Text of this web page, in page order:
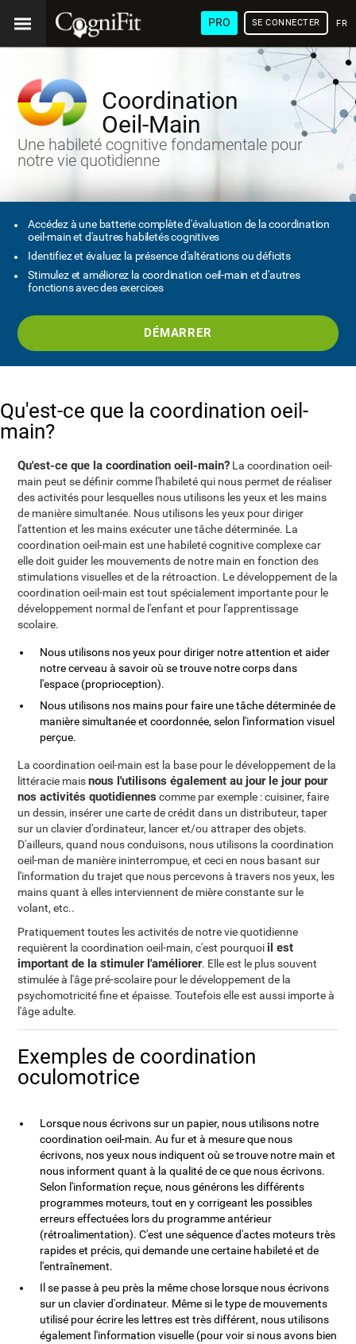
PRO SE CONNECTER
Coordination
Oeil-Main
Une habileté cognitive fondamentale pour
notre vie quotidienne
Accédez à une batterie complète d'évaluation de la coordination
oeil-main et d'autres habiletés cognitives
Identifiez et évaluez la présence d'altérations ou déficits
Stimulez et améliorez la coordination oeil-main et d'autres
fonctions avec des exercices
DÉMARRER
Qu'est-ce que la coordination oeil-
main?
Qu'est-ce que la coordination oeil-main? La coordination oeil-
main peut se définir comme l'habileté qui nous permet de réaliser
des activités pour lesquelles nous utilisons les yeux et les mains
de manière simultanée. Nous utilisons les yeux pour diriger
l'attention et les mains exécuter une tâche déterminée. La
coordination oeil-main est une habileté cognitive complexe car
elle doit guider les mouvements de notre main en fonction des
stimulations visuelles et de la rétroaction. Le développement de la
coordination oeil-main est tout spécialement importante pour le
développement normal de l'enfant et pour l'apprentissage
scolaire.
Nous utilisons nos yeux pour diriger notre attention et aider
notre cerveau à savoir où se trouve notre corps dans
l'espace (proprioception).
Nous utilisons nos mains pour faire une tâche déterminée de
manière simultanée et coordonnée, selon l'information visuel
perçue.
La coordination oeil-main est la base pour le développement de la
littéracie maisnous l'utilisons également au jour le jour pour
nos activités quotidiennes comme par exemple : cuisiner, faire
un dessin, insérer une carte de crédit dans un distributeur, taper
sur un clavier d'ordinateur, lancer et/ou attraper des objets.
D'ailleurs, quand nous conduisons, nous utilisons la coordination
oeil-man de manière ininterrompue, et ceci en nous basant sur
l'information du trajet que nous percevons à travers nos yeux, les
mains quant à elles interviennent de mière constante sur le
volant, etc..
Pratiquement toutes les activités de notre vie quotidienne
requièrent la coordination oeil-main, c'est pourquoi il est
important de la stimuler l'améliorer. Elle est le plus souvent
stimulée à l'âge pré-scolaire pour le développement de la
psychomotricité fine et épaisse. Toutefois elle est aussi importe à
l'âge adulte.
Exemples de coordination
oculomotrice
Lorsque nous écrivons sur un papier, nous utilisons notre
coordination oeil-main. Au fur et à mesure que nous
écrivons, nos yeux nous indiquent où se trouve notre main et
nous informent quant à la qualité de ce que nous écrivons.
Selon l'information reçue, nous générons les différents
programmes moteurs, tout en y corrigeant les possibles
erreurs effectuées lors du programme antérieur
(rétroalimentation). C'est une séquence d'actes moteurs très
rapides et précis, qui demande une certaine habileté et de
l'entraînement.
Il se passe à peu près la même chose lorsque nous écrivons
sur un clavier d'ordinateur. Même si le type de mouvements
utilisé pour écrire les lettres est très différent, nous utilisons
également l'information visuelle (pour voir si nous avons bien